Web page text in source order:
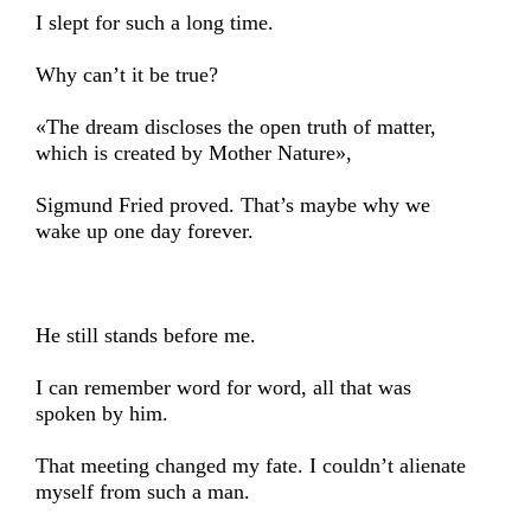
I slept for such a long time.
Why can’t it be true?
«The dream discloses the open truth of matter,
which is created by Mother Nature»,
Sigmund Fried proved. That’s maybe why we
wake up one day forever.
He still stands before me.
I can remember word for word, all that was
spoken by him.
That meeting changed my fate. I couldn’t alienate
myself from such a man.